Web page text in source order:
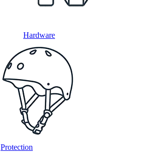
Hardware
Protection